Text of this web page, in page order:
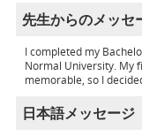
先生からのメッセ
I completed my
Normal University. My
memorable, so I
日本語メッセージ